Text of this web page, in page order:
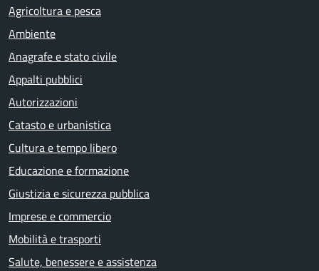
Agricoltura e pesca
Ambiente
Anagrafe e stato civile
Appalti pubblici
Autorizzazioni
Catasto e urbanistica
Cultura e tempo libero
Educazione e formazione
Giustizia e sicurezza pubblica
Imprese e commercio
Mobilità e trasporti
Salute, benessere e assistenza